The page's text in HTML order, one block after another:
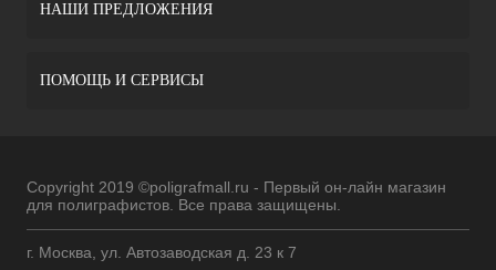
НАШИ ПРЕДЛОЖЕНИЯ
ПОМОЩЬ И СЕРВИСЫ
Copyright 2019 ©poligrafmall.ru - Первый он-лайн магазин
для полиграфистов. Все права защищены.
г. Москва, ул. Автозаводская д. 23 к 7